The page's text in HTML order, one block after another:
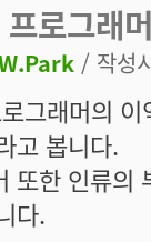
로그래
/ 작성
그래머의
고 봅니다.
또한 인류의
다.